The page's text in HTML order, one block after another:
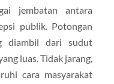
jembatan antara
publik. Potongan
diambil dari sudut
luas. Tidak jarang,
cara masyarakat